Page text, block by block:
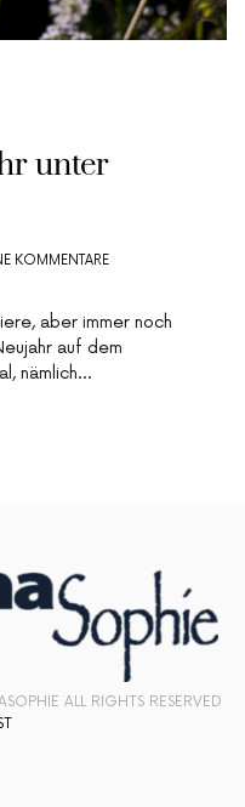
unter
KOMMENTARE
aber immer noch
auf dem
nämlich…
ALL RIGHTS RESERVED